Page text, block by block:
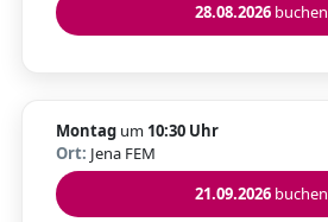
28.08.2026buchen
Montag um 10:30 Uhr
Ort: Jena FEM
21.09.2026buchen